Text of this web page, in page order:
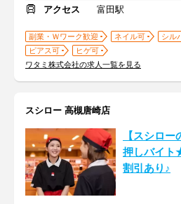
アクセス
富田駅
副業・Ｗワーク歓迎 ネイル可
シル
ピアス可
ヒゲ可
ワタミ株式会社の求人一覧を見る
スシロー 高槻唐崎店
【スシロ
押しバイト
割引あり♪